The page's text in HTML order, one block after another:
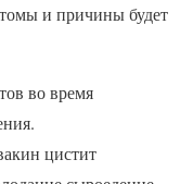
и причины будет
во время
цистит